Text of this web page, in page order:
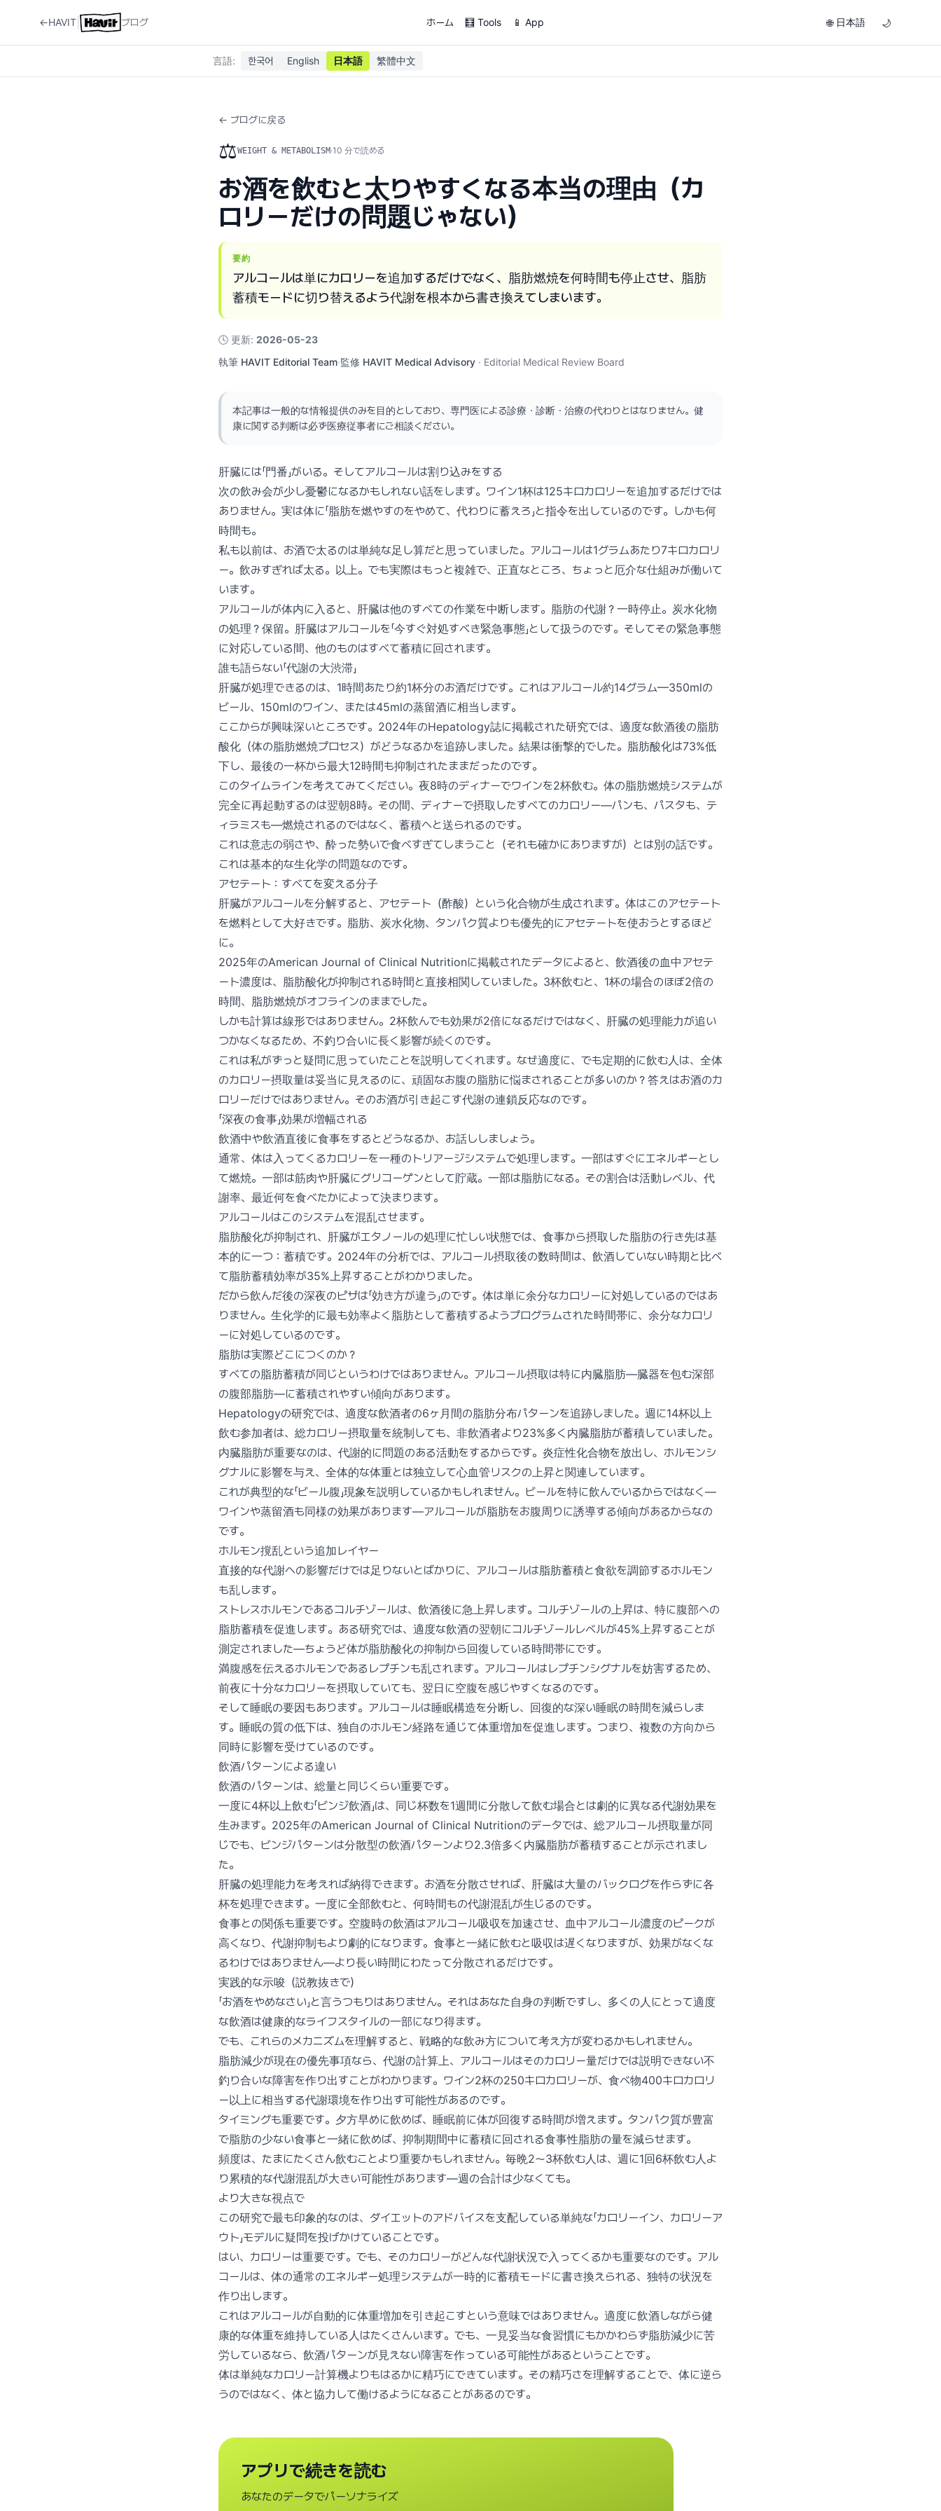
←HAVIT ブログ ホーム 🧮 Tools 📱 App 🌐 日本語 🌙
言語: 한국어 English 日本語 繁體中文
← ブログに戻る
⚖️WEIGHT & METABOLISM·10 分で読める
お酒を飲むと太りやすくなる本当の理由（カ
ロリーだけの問題じゃない）
要約
アルコールは単にカロリーを追加するだけでなく、脂肪燃焼を何時間も停止させ、脂肪
蓄積モードに切り替えるよう代謝を根本から書き換えてしまいます。
🕓 更新: 2026-05-23
執筆 HAVIT Editorial Team·監修 HAVIT Medical Advisory · Editorial Medical Review Board
本記事は一般的な情報提供のみを目的としており、専門医による診療・診断・治療の代わりとはなりません。健
康に関する判断は必ず医療従事者にご相談ください。
肝臓には「門番」がいる。そしてアルコールは割り込みをする
次の飲み会が少し憂鬱になるかもしれない話をします。ワイン1杯は125キロカロリーを追加するだけでは
ありません。実は体に「脂肪を燃やすのをやめて、代わりに蓄えろ」と指令を出しているのです。しかも何
時間も。
私も以前は、お酒で太るのは単純な足し算だと思っていました。アルコールは1グラムあたり7キロカロリ
ー。飲みすぎれば太る。以上。でも実際はもっと複雑で、正直なところ、ちょっと厄介な仕組みが働いて
います。
アルコールが体内に入ると、肝臓は他のすべての作業を中断します。脂肪の代謝？一時停止。炭水化物
の処理？保留。肝臓はアルコールを「今すぐ対処すべき緊急事態」として扱うのです。そしてその緊急事態
に対応している間、他のものはすべて蓄積に回されます。
誰も語らない「代謝の大渋滞」
肝臓が処理できるのは、1時間あたり約1杯分のお酒だけです。これはアルコール約14グラム—350mlの
ビール、150mlのワイン、または45mlの蒸留酒に相当します。
ここからが興味深いところです。2024年のHepatology誌に掲載された研究では、適度な飲酒後の脂肪
酸化（体の脂肪燃焼プロセス）がどうなるかを追跡しました。結果は衝撃的でした。脂肪酸化は73%低
下し、最後の一杯から最大12時間も抑制されたままだったのです。
このタイムラインを考えてみてください。夜8時のディナーでワインを2杯飲む。体の脂肪燃焼システムが
完全に再起動するのは翌朝8時。その間、ディナーで摂取したすべてのカロリー—パンも、パスタも、テ
ィラミスも—燃焼されるのではなく、蓄積へと送られるのです。
これは意志の弱さや、酔った勢いで食べすぎてしまうこと（それも確かにありますが）とは別の話です。
これは基本的な生化学の問題なのです。
アセテート：すべてを変える分子
肝臓がアルコールを分解すると、アセテート（酢酸）という化合物が生成されます。体はこのアセテート
を燃料として大好きです。脂肪、炭水化物、タンパク質よりも優先的にアセテートを使おうとするほど
に。
2025年のAmerican Journal of Clinical Nutritionに掲載されたデータによると、飲酒後の血中アセテ
ート濃度は、脂肪酸化が抑制される時間と直接相関していました。3杯飲むと、1杯の場合のほぼ2倍の
時間、脂肪燃焼がオフラインのままでした。
しかも計算は線形ではありません。2杯飲んでも効果が2倍になるだけではなく、肝臓の処理能力が追い
つかなくなるため、不釣り合いに長く影響が続くのです。
これは私がずっと疑問に思っていたことを説明してくれます。なぜ適度に、でも定期的に飲む人は、全体
のカロリー摂取量は妥当に見えるのに、頑固なお腹の脂肪に悩まされることが多いのか？答えはお酒のカ
ロリーだけではありません。そのお酒が引き起こす代謝の連鎖反応なのです。
「深夜の食事」効果が増幅される
飲酒中や飲酒直後に食事をするとどうなるか、お話ししましょう。
通常、体は入ってくるカロリーを一種のトリアージシステムで処理します。一部はすぐにエネルギーとし
て燃焼。一部は筋肉や肝臓にグリコーゲンとして貯蔵。一部は脂肪になる。その割合は活動レベル、代
謝率、最近何を食べたかによって決まります。
アルコールはこのシステムを混乱させます。
脂肪酸化が抑制され、肝臓がエタノールの処理に忙しい状態では、食事から摂取した脂肪の行き先は基
本的に一つ：蓄積です。2024年の分析では、アルコール摂取後の数時間は、飲酒していない時期と比べ
て脂肪蓄積効率が35%上昇することがわかりました。
だから飲んだ後の深夜のピザは「効き方が違う」のです。体は単に余分なカロリーに対処しているのではあ
りません。生化学的に最も効率よく脂肪として蓄積するようプログラムされた時間帯に、余分なカロリ
ーに対処しているのです。
脂肪は実際どこにつくのか？
すべての脂肪蓄積が同じというわけではありません。アルコール摂取は特に内臓脂肪—臓器を包む深部
の腹部脂肪—に蓄積されやすい傾向があります。
Hepatologyの研究では、適度な飲酒者の6ヶ月間の脂肪分布パターンを追跡しました。週に14杯以上
飲む参加者は、総カロリー摂取量を統制しても、非飲酒者より23%多く内臓脂肪が蓄積していました。
内臓脂肪が重要なのは、代謝的に問題のある活動をするからです。炎症性化合物を放出し、ホルモンシ
グナルに影響を与え、全体的な体重とは独立して心血管リスクの上昇と関連しています。
これが典型的な「ビール腹」現象を説明しているかもしれません。ビールを特に飲んでいるからではなく—
ワインや蒸留酒も同様の効果があります—アルコールが脂肪をお腹周りに誘導する傾向があるからなの
です。
ホルモン撹乱という追加レイヤー
直接的な代謝への影響だけでは足りないとばかりに、アルコールは脂肪蓄積と食欲を調節するホルモン
も乱します。
ストレスホルモンであるコルチゾールは、飲酒後に急上昇します。コルチゾールの上昇は、特に腹部への
脂肪蓄積を促進します。ある研究では、適度な飲酒の翌朝にコルチゾールレベルが45%上昇することが
測定されました—ちょうど体が脂肪酸化の抑制から回復している時間帯にです。
満腹感を伝えるホルモンであるレプチンも乱されます。アルコールはレプチンシグナルを妨害するため、
前夜に十分なカロリーを摂取していても、翌日に空腹を感じやすくなるのです。
そして睡眠の要因もあります。アルコールは睡眠構造を分断し、回復的な深い睡眠の時間を減らしま
す。睡眠の質の低下は、独自のホルモン経路を通じて体重増加を促進します。つまり、複数の方向から
同時に影響を受けているのです。
飲酒パターンによる違い
飲酒のパターンは、総量と同じくらい重要です。
一度に4杯以上飲む「ビンジ飲酒」は、同じ杯数を1週間に分散して飲む場合とは劇的に異なる代謝効果を
生みます。2025年のAmerican Journal of Clinical Nutritionのデータでは、総アルコール摂取量が同
じでも、ビンジパターンは分散型の飲酒パターンより2.3倍多く内臓脂肪が蓄積することが示されまし
た。
肝臓の処理能力を考えれば納得できます。お酒を分散させれば、肝臓は大量のバックログを作らずに各
杯を処理できます。一度に全部飲むと、何時間もの代謝混乱が生じるのです。
食事との関係も重要です。空腹時の飲酒はアルコール吸収を加速させ、血中アルコール濃度のピークが
高くなり、代謝抑制もより劇的になります。食事と一緒に飲むと吸収は遅くなりますが、効果がなくな
るわけではありません—より長い時間にわたって分散されるだけです。
実践的な示唆（説教抜きで）
「お酒をやめなさい」と言うつもりはありません。それはあなた自身の判断ですし、多くの人にとって適度
な飲酒は健康的なライフスタイルの一部になり得ます。
でも、これらのメカニズムを理解すると、戦略的な飲み方について考え方が変わるかもしれません。
脂肪減少が現在の優先事項なら、代謝の計算上、アルコールはそのカロリー量だけでは説明できない不
釣り合いな障害を作り出すことがわかります。ワイン2杯の250キロカロリーが、食べ物400キロカロリ
ー以上に相当する代謝環境を作り出す可能性があるのです。
タイミングも重要です。夕方早めに飲めば、睡眠前に体が回復する時間が増えます。タンパク質が豊富
で脂肪の少ない食事と一緒に飲めば、抑制期間中に蓄積に回される食事性脂肪の量を減らせます。
頻度は、たまにたくさん飲むことより重要かもしれません。毎晩2〜3杯飲む人は、週に1回6杯飲む人よ
り累積的な代謝混乱が大きい可能性があります—週の合計は少なくても。
より大きな視点で
この研究で最も印象的なのは、ダイエットのアドバイスを支配している単純な「カロリーイン、カロリーア
ウト」モデルに疑問を投げかけていることです。
はい、カロリーは重要です。でも、そのカロリーがどんな代謝状況で入ってくるかも重要なのです。アル
コールは、体の通常のエネルギー処理システムが一時的に蓄積モードに書き換えられる、独特の状況を
作り出します。
これはアルコールが自動的に体重増加を引き起こすという意味ではありません。適度に飲酒しながら健
康的な体重を維持している人はたくさんいます。でも、一見妥当な食習慣にもかかわらず脂肪減少に苦
労しているなら、飲酒パターンが見えない障害を作っている可能性があるということです。
体は単純なカロリー計算機よりもはるかに精巧にできています。その精巧さを理解することで、体に逆ら
うのではなく、体と協力して働けるようになることがあるのです。
アプリで続きを読む
あなたのデータでパーソナライズ